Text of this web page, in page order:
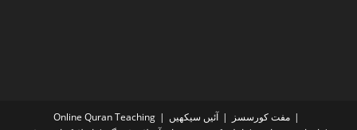
Online Quran Teaching آئیں سیکھیں
مفت کورسسز